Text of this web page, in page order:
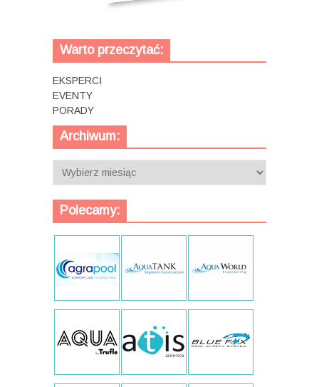
Warto przeczytać:
EKSPERCI
EVENTY
PORADY
Archiwum:
Archiwum:
Polecamy: